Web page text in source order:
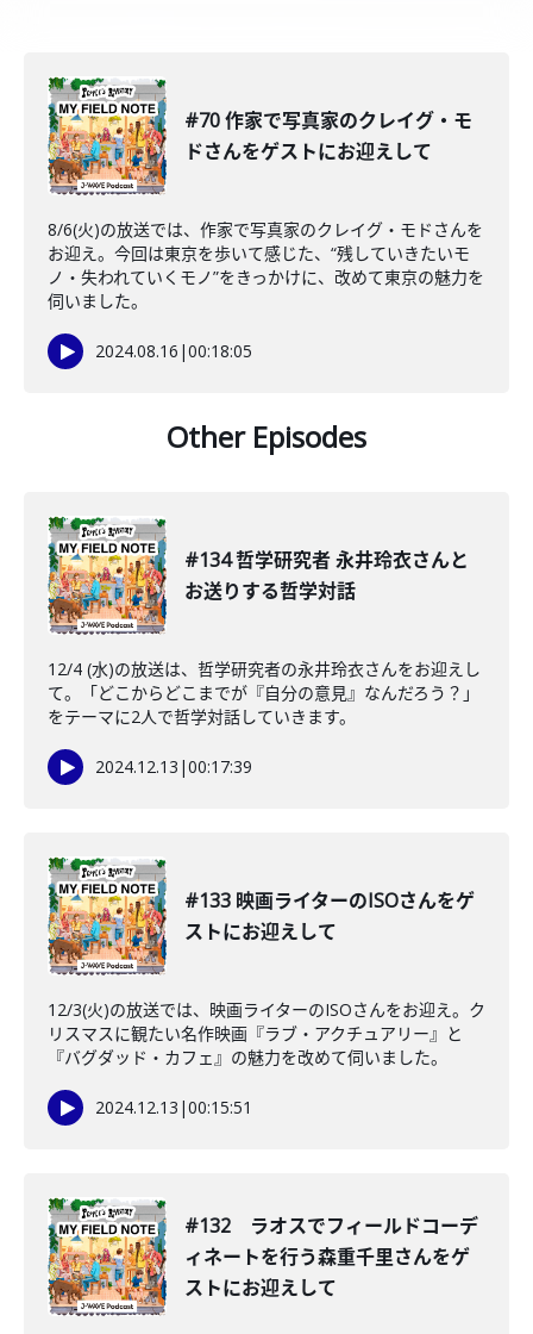
#70 作家で写真家のクレイグ・モ
ドさんをゲストにお迎えして
8/6(火)の放送では、作家で写真家のクレイグ・モドさんを
お迎え。今回は東京を歩いて感じた、“残していきたいモ
ノ・失われていくモノ”をきっかけに、改めて東京の魅力を
伺いました。
2024.08.16 |00:18:05
Other Episodes
#134 哲学研究者 永井玲衣さんと
お送りする哲学対話
12/4 (水)の放送は、哲学研究者の永井玲衣さんをお迎えし
て。「どこからどこまでが『自分の意見』なんだろう？」
をテーマに2人で哲学対話していきます。
2024.12.13 |00:17:39
#133 映画ライターのISOさんをゲ
ストにお迎えして
12/3(火)の放送では、映画ライターのISOさんをお迎え。ク
リスマスに観たい名作映画『ラブ・アクチュアリー』と
『バグダッド・カフェ』の魅力を改めて伺いました。
2024.12.13 |00:15:51
#132 ラオスでフィールドコーデ
ィネートを行う森重千里さんをゲ
ストにお迎えして